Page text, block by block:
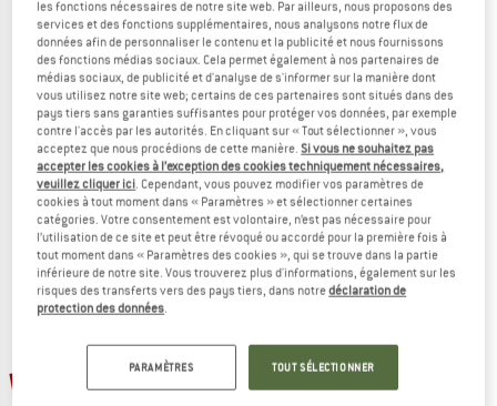
ROHNER
Fibre Tech
Chaussettes de randonnée
24,95 €à partir de 20,46 €
4,9(42)
ACLIMA
Ww Short Socks
Chaussettes en laine mérinos
29,95 €19,47 €
5,0(2)
les fonctions nécessaires de notre site web. Par ailleurs, nous proposons des
services et des fonctions supplémentaires, nous analysons notre flux de
données afin de personnaliser le contenu et la publicité et nous fournissons
des fonctions médias sociaux. Cela permet également à nos partenaires de
médias sociaux, de publicité et d'analyse de s'informer sur la manière dont
vous utilisez notre site web; certains de ces partenaires sont situés dans des
pays tiers sans garanties suffisantes pour protéger vos données, par exemple
contre l'accès par les autorités. En cliquant sur « Tout sélectionner », vous
acceptez que nous procédions de cette manière.Si vous ne souhaitez pas
accepter les cookies à l’exception des cookies techniquement nécessaires,
veuillez cliquer ici. Cependant, vous pouvez modifier vos paramètres de
cookies à tout moment dans « Paramètres » et sélectionner certaines
catégories. Votre consentement est volontaire, n’est pas nécessaire pour
l’utilisation de ce site et peut être révoqué ou accordé pour la première fois à
tout moment dans « Paramètres des cookies », qui se trouve dans la partie
inférieure de notre site. Vous trouverez plus d'informations, également sur les
risques des transferts vers des pays tiers, dans notredéclaration de
protection des données.
PARAMÈTRES TOUT SÉLECTIONNER